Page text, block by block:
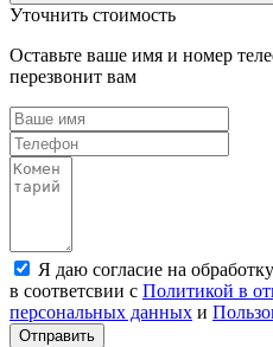
Уточнить стоимость
Оставьте ваше имя и номер
перезвонит вам
Я даю согласие на
в соответсвии с Политикой в
персональных данных и
Отправить